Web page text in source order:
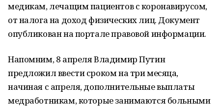
медикам, лечащим пациентов с коронавирусом,
от налога на доход физических лиц. Документ
опубликован на портале правовой информации.
Напомним, 8 апреля Владимир Путин
предложил ввести сроком на три месяца,
начиная с апреля, дополнительные выплаты
медработникам, которые занимаются больными